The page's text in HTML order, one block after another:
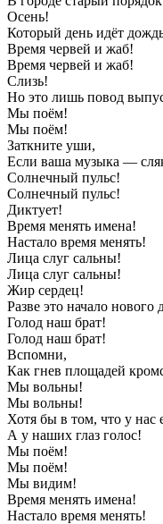
Осень!
Который день идёт
Время червей и жаб!
Время червей и жаб!
Слизь!
Но это лишь повод
Мы поём!
Мы поём!
Заткните уши,
Если ваша музыка —
Солнечный пульс!
Солнечный пульс!
Диктует!
Время менять имена!
Настало время менять!
Лица слуг сальны!
Лица слуг сальны!
Жир сердец!
Разве это начало нового
Голод наш брат!
Голод наш брат!
Вспомни,
Как гнев площадей
Мы вольны!
Мы вольны!
Хотя бы в том, что у нас
А у наших глаз голос!
Мы поём!
Мы поём!
Мы видим!
Время менять имена!
Настало время менять!